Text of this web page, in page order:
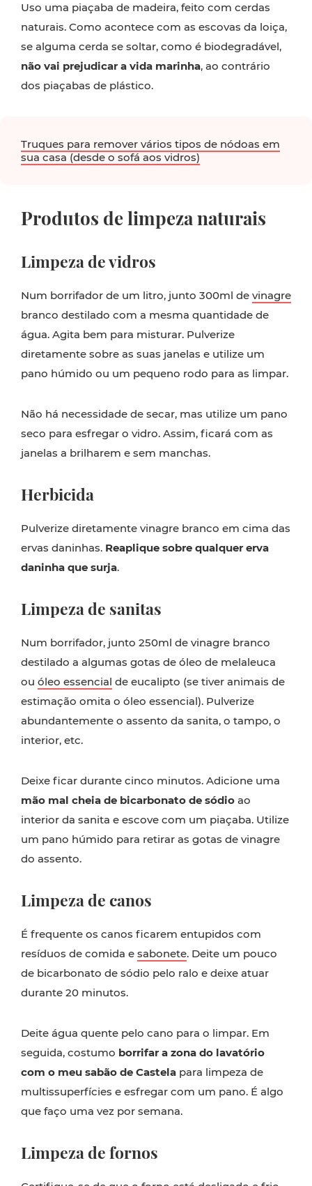
Uso uma piaçaba de madeira, feito com cerdas
naturais. Como acontece com as escovas da loiça,
se alguma cerda se soltar, como é biodegradável,
não vai prejudicar a vida marinha, ao contrário
dos piaçabas de plástico.
Truques para remover vários tipos de nódoas em
sua casa (desde o sofá aos vidros)
Produtos de limpeza naturais
Limpeza de vidros
Num borrifador de um litro, junto 300ml de vinagre
branco destilado com a mesma quantidade de
água. Agita bem para misturar. Pulverize
diretamente sobre as suas janelas e utilize um
pano húmido ou um pequeno rodo para as limpar.
Não há necessidade de secar, mas utilize um pano
seco para esfregar o vidro. Assim, ficará com as
janelas a brilharem e sem manchas.
Herbicida
Pulverize diretamente vinagre branco em cima das
ervas daninhas. Reaplique sobre qualquer erva
daninha que surja.
Limpeza de sanitas
Num borrifador, junto 250ml de vinagre branco
destilado a algumas gotas de óleo de melaleuca
ou óleo essencial de eucalipto (se tiver animais de
estimação omita o óleo essencial). Pulverize
abundantemente o assento da sanita, o tampo, o
interior, etc.
Deixe ficar durante cinco minutos. Adicione uma
mão mal cheia de bicarbonato de sódio ao
interior da sanita e escove com um piaçaba. Utilize
um pano húmido para retirar as gotas de vinagre
do assento.
Limpeza de canos
É frequente os canos ficarem entupidos com
resíduos de comida e sabonete. Deite um pouco
de bicarbonato de sódio pelo ralo e deixe atuar
durante 20 minutos.
Deite água quente pelo cano para o limpar. Em
seguida, costumo borrifar a zona do lavatório
com o meu sabão de Castela para limpeza de
multissuperfícies e esfregar com um pano. É algo
que faço uma vez por semana.
Limpeza de fornos